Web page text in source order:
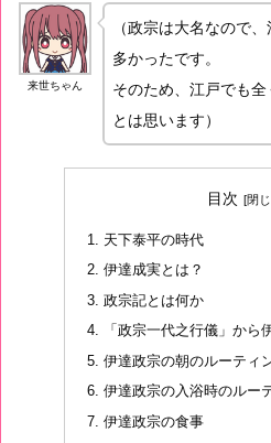
来世ちゃん
（政宗は大名なので
多かったです。
そのため、江戸でも
とは思います）
目次
天下泰平の時代
伊達成実とは？
政宗記とは何か
「政宗一代之行儀」から
伊達政宗の朝のルーティ
伊達政宗の入浴時のルー
伊達政宗の食事